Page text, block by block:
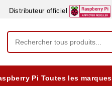
Distributeur officiel
Pi Toutes les marques